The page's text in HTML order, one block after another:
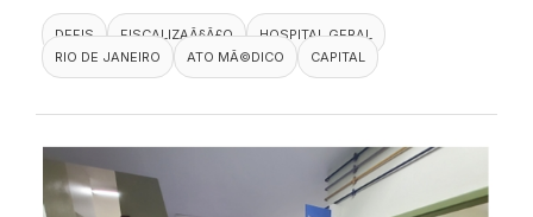
DEFIS FISCALIZAÃ§Ã£O
HOSPITAL GERAL
RIO DE JANEIRO
ATO MÃ©DICO CAPITAL